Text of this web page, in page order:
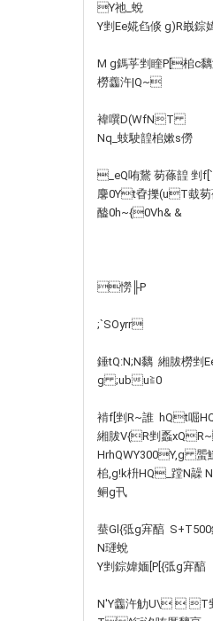
Y祂_蛻
Y剉Ee婲臽倐 g)R嶯錝
M g鎷苸剉睳P[桘c
橯齹汻|Q~
褘噀D(WfNT
Nq_蚑駛韹桘嫰s僗
_eQ哊鵞 茐蓧韹
麐0Yt孴擽(uT蛓
醠0h~{0Vh& &
憦╟P
;`SOyrr
錘tQ:N;N黐  緗胈橯剉
g ;ubu≧0
褃f[剉R~誰  hQt啒
緗胈V{R剉蟸
HrhQWY300Y,g 蜰
桘,g!k枡HQ_蹚N
鲖g卂
蛬Gl{弤g宑醕 
N璭蛻
Y剉錝媁媔[P[{弤g宑醕
N'Y齹汻觔U\  T剉